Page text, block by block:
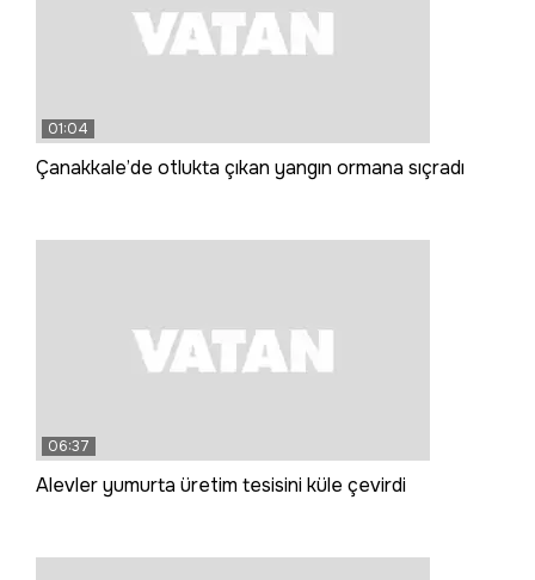
01:04
Çanakkale’de otlukta çıkan yangın ormana sıçradı
06:37
Alevler yumurta üretim tesisini küle çevirdi